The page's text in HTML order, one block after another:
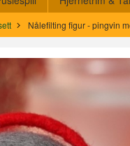
Nålefilting figur - pingvin